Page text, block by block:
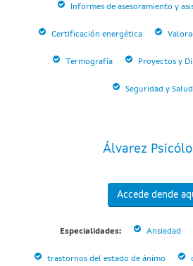
Informes de asesoramiento y
Certificación energética
Termografía Proyectos y
Seguridad y Salud
Álvarez
Accede dende
Especialidades: Ansiedad
trastornos del estado de ánimo